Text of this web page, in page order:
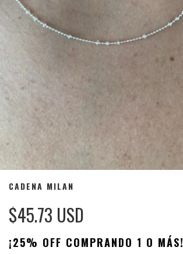
CADENA MILAN
$45.73 USD
¡25% OFF COMPRANDO 1 O MÁS!